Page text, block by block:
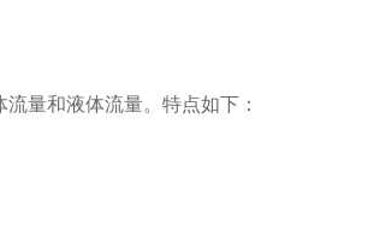
量和液体流量。特点如下：